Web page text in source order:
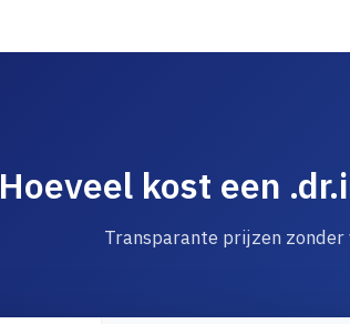
Hoeveel kost een
Transparante prijzen